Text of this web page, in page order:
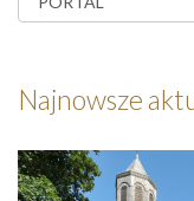
Najnowsze